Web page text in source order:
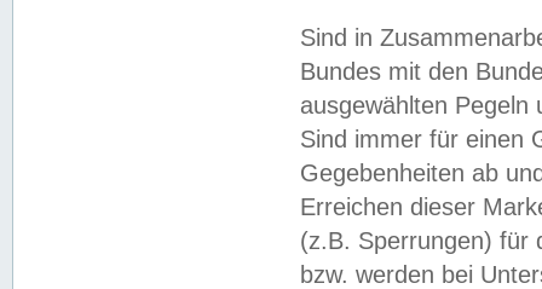
Sind in
Bundes mit den
ausgewählten
Sind immer für einen
Gegebenheiten ab
Erreichen dieser
(z.B. Sperrungen) für
bzw. werden bei